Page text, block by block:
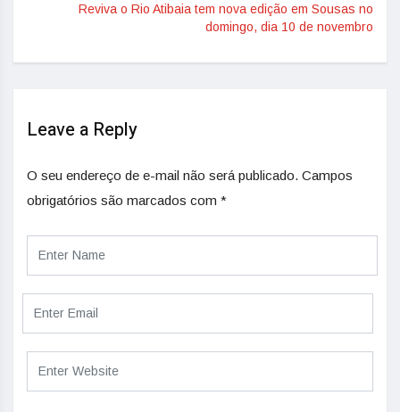
Reviva o Rio Atibaia tem nova edição em Sousas no
domingo, dia 10 de novembro
Leave a Reply
O seu endereço de e-mail não será publicado. Campos
obrigatórios são marcados com *